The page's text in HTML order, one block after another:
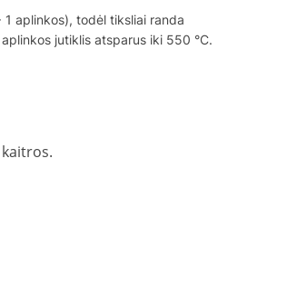
aplinkos), todėl tiksliai randa
jutiklis atsparus iki 550 °C.